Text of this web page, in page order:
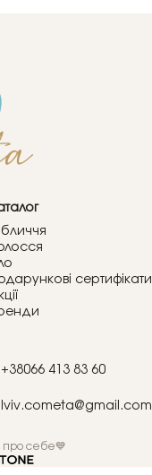
сертифікати
+38066 413 83 60
lviv.cometa@gmail.com
про себе💙